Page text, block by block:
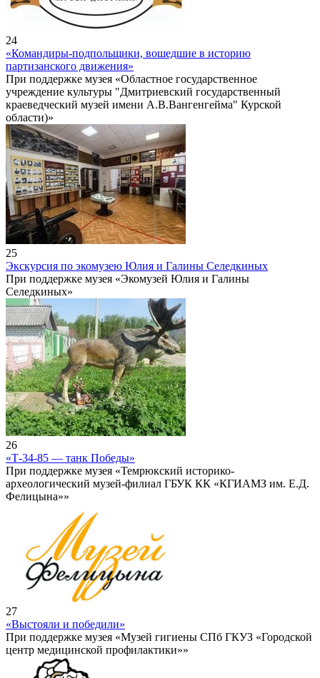
24
«Командиры-подпольщики, вошедшие в историю
партизанского движения»
При поддержке музея «Областное государственное
учреждение культуры "Дмитриевский государственный
краеведческий музей имени А.В.Вангенгейма" Курской
области)»
25
Экскурсия по экомузею Юлия и Галины Селедкиных
При поддержке музея «Экомузей Юлия и Галины
Селедкиных»
26
«Т-34-85 — танк Победы»
При поддержке музея «Темрюкский историко-
археологический музей-филиал ГБУК КК «КГИАМЗ им. Е.Д.
Фелицына»»
27
«Выстояли и победили»
При поддержке музея «Музей гигиены СПб ГКУЗ «Городской
центр медицинской профилактики»»